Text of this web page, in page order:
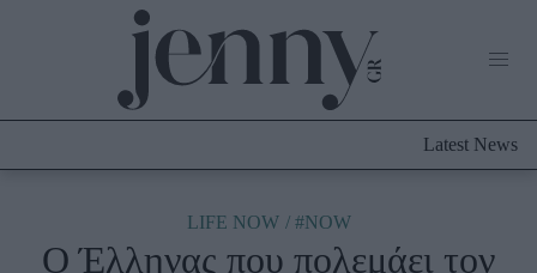
Culture
Fashion
Latest News
LIFE NOW #NOW
Ο Έλληνας που πολεμάει τον